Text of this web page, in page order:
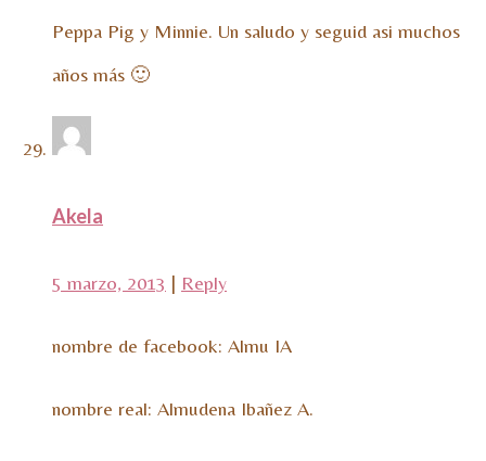
Peppa Pig y Minnie. Un saludo y seguid asi muchos
años más 🙂
Akela
5 marzo, 2013 | Reply
nombre de facebook: Almu IA
nombre real: Almudena Ibañez A.